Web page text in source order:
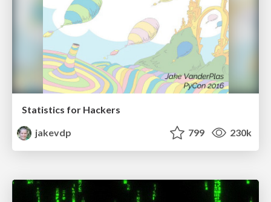
Statistics for Hackers
jakevdp
799 230k